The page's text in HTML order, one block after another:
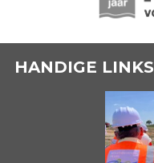
HANDIGE LINKS